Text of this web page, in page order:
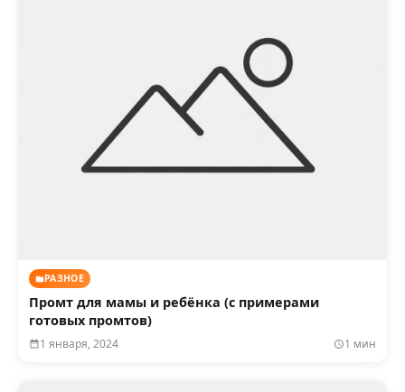
РАЗНОЕ
Промт для мамы и ребёнка (с примерами
готовых промтов)
1 января, 2024 1 мин